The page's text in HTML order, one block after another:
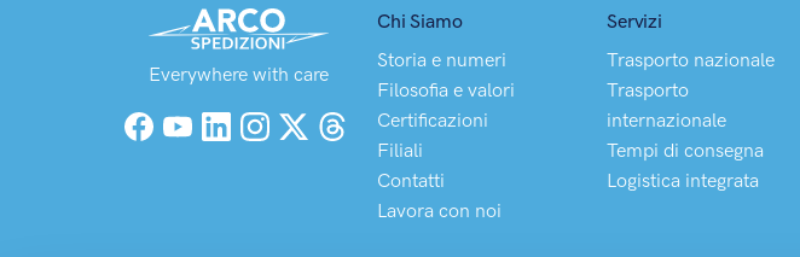
Everywhere with care
Facebook
YouTubeLinkedInInstagramX (Twitter)
Threads
Chi Siamo
Storia e numeri
Filosofia e valori
Certificazioni
Filiali
Contatti
Lavora con noi
Servizi
Trasporto nazionale
Trasporto
internazionale
Tempi di consegna
Logistica integrata